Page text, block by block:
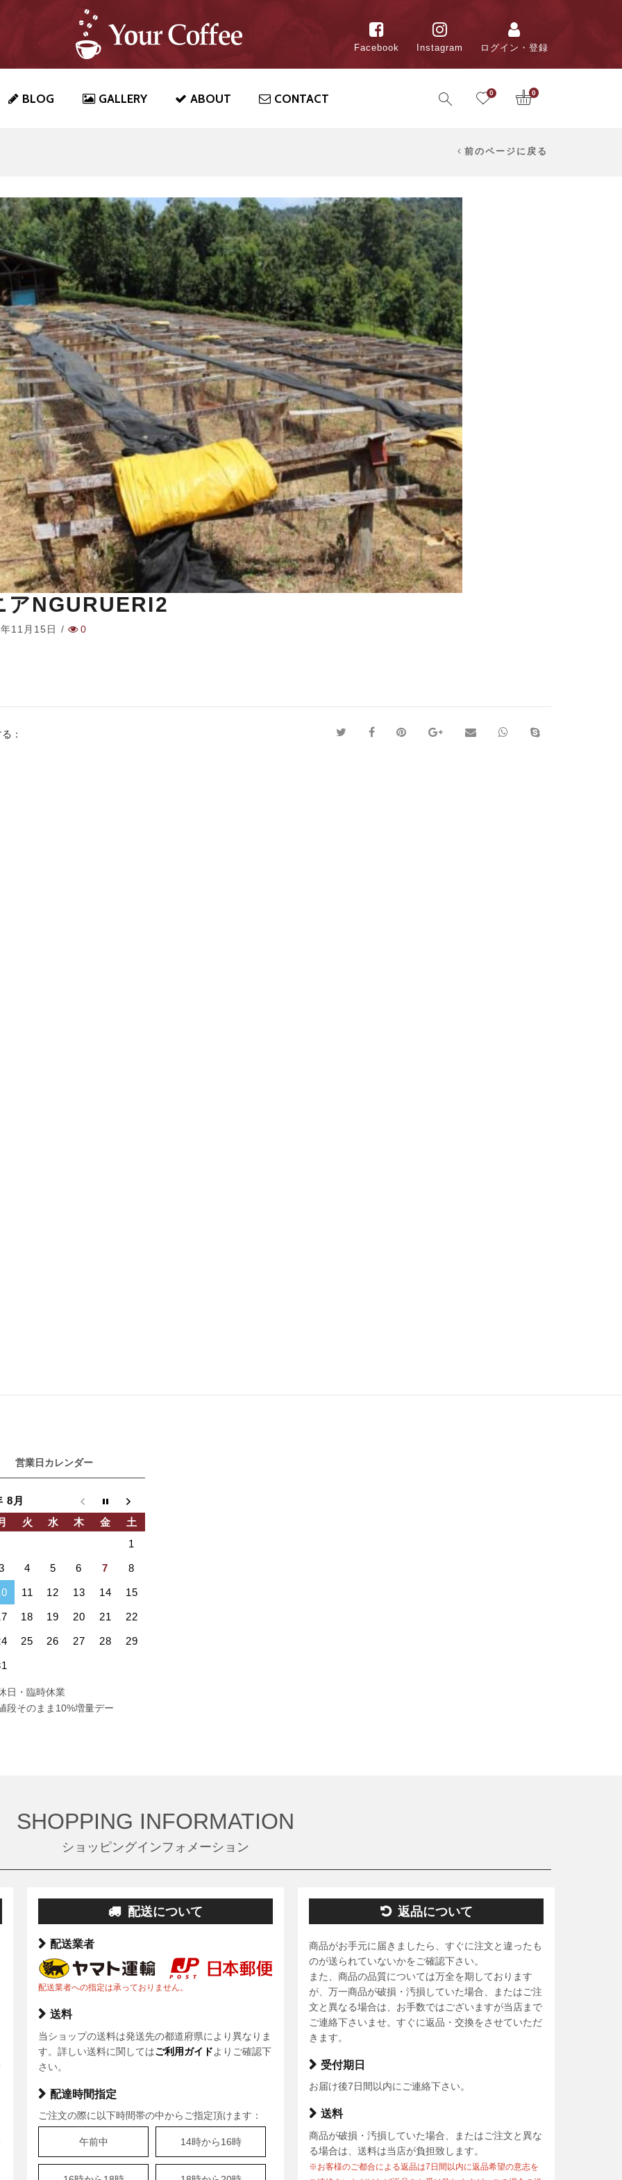
Facebook Instagram ログイン・登録
BLOG GALLERY ABOUT CONTACT 0 0
前のページに戻る
アNGURUERI2
11月15日 / 0
：
営業日カレンダー
8月
火 水 木 金
土
1
4 5 6 7 8
11 12 13 14 15
18 19 20 21 22
25 26 27 28 29
日・臨時休業
段そのまま10%増量デー
SHOPPING INFORMATION
ショッピングインフォメーション
配送について
配送業者
配送業者への指定は承っておりません。
送料
当ショップの送料は発送先の都道府県により異なりま
す。詳しい送料に関してはご利用ガイドよりご確認下
さい。
配達時間指定
ご注文の際に以下時間帯の中からご指定頂けます：
午前中 14時から16時
返品について
商品がお手元に届きましたら、すぐに注文と違ったも
のが送られていないかをご確認下さい。
また、商品の品質については万全を期しております
が、万一商品が破損・汚損していた場合、またはご注
文と異なる場合は、お手数ではございますが当店まで
ご連絡下さいませ。すぐに返品・交換をさせていただ
きます。
受付期日
お届け後7日間以内にご連絡下さい。
送料
商品が破損・汚損していた場合、またはご注文と異な
る場合は、送料は当店が負担致します。
※お客様のご都合による返品は7日間以内に返品希望の意志を